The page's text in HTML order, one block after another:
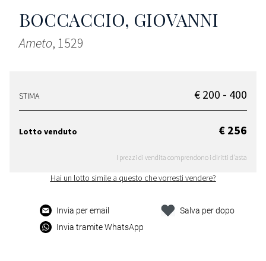
BOCCACCIO, GIOVANNI
Ameto, 1529
STIMA € 200 - 400
Lotto venduto € 256
I prezzi di vendita comprendono i diritti d'asta
Hai un lotto simile a questo che vorresti vendere?
Invia per email
Invia tramite WhatsApp
Salva per dopo